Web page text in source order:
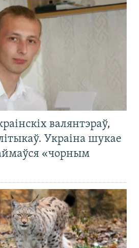
валянтэраў,
Украіна шукае
«чорным